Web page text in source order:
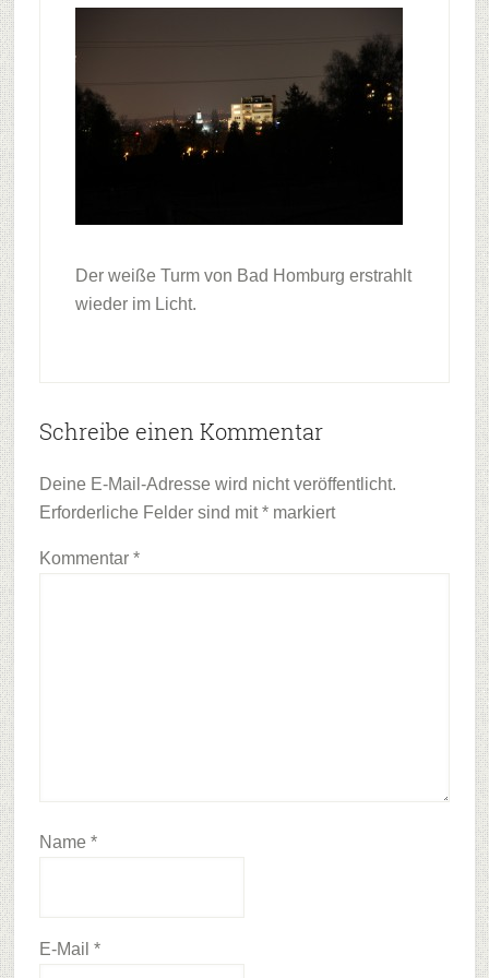
Der weiße Turm von Bad Homburg erstrahlt
wieder im Licht.
Leser-
Schreibe einen Kommentar
Deine E-Mail-Adresse wird nicht veröffentlicht.
Erforderliche Felder sind mit*markiert
Kommentar *
Name *
E-Mail *